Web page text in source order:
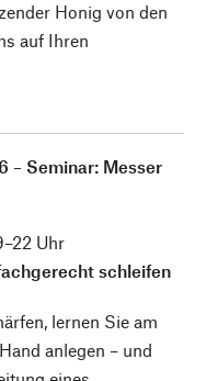
Honig von den
auf Ihren
– Seminar: Messer
Uhr
schleifen
lernen Sie am
anlegen – und